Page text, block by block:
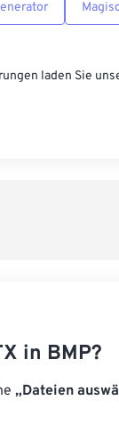
laden Sie
in BMP?
„Dateien